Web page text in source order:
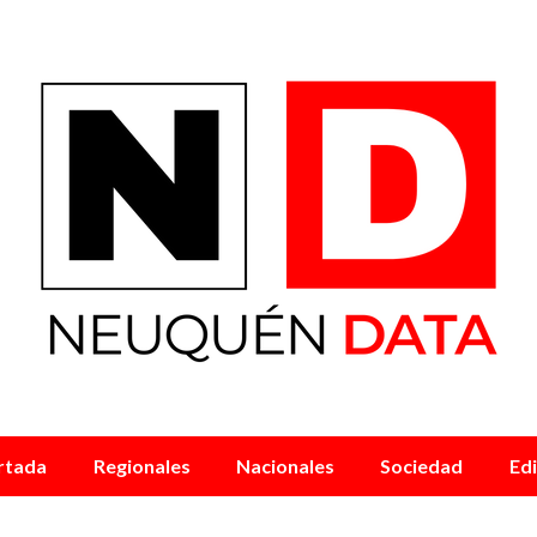
Regionales Nacionales Sociedad